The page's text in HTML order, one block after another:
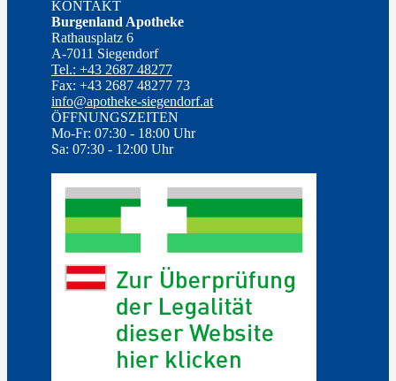
KONTAKT
Burgenland Apotheke
Rathausplatz 6
A-7011 Siegendorf
Tel.: +43 2687 48277
Fax: +43 2687 48277 73
info@apotheke-siegendorf.at
ÖFFNUNGSZEITEN
Mo-Fr: 07:30 - 18:00 Uhr
Sa: 07:30 - 12:00 Uhr